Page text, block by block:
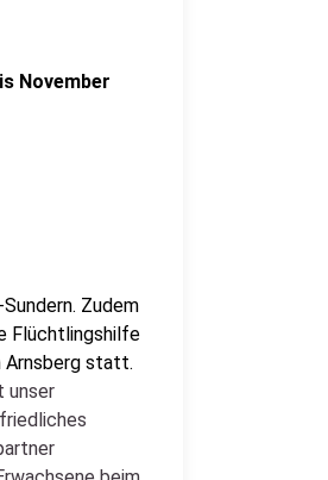
November
Zudem
Flüchtlingshilfe
Arnsberg statt.
unser